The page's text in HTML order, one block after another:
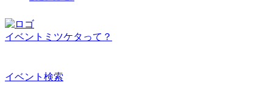
イベントミツケタって？
イベント検索